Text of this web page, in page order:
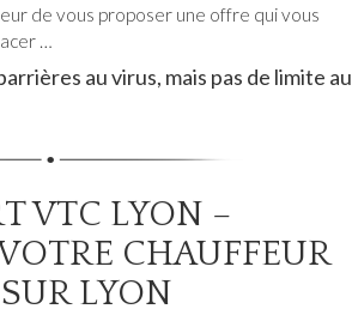
de vous proposer une offre qui vous
…
au virus, mais pas de limite au
VTC LYON –
CHAUFFEUR
LYON